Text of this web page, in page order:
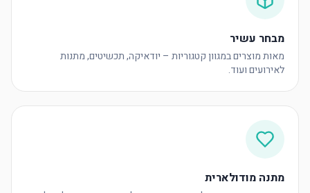
מבחר עשיר
מאות מוצרים במגוון קטגוריות – יודאיקה, תכשיטים, מתנות
לאירועים ועוד.
מתנה מודולארית